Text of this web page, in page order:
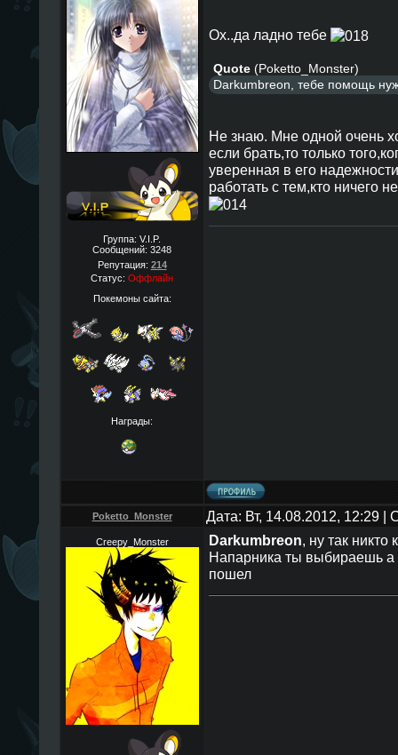
Группа: V.I.P.
Сообщений: 3248
Репутация: 214
Статус: Оффлайн
Покемоны сайта:
Награды:
Ох..да ладно тебе
Quote(Poketto_Monster)
Darkumbreon, тебе помощь
Не знаю. Мне одной очень
если брать,то только
уверенная в его
работать с тем,кто ничего
Poketto_Monster Дата: Вт, 14.08.2012, 12:29
Creepy_Monster Darkumbreon, ну так никто
Напарника ты выбираешь
пошел